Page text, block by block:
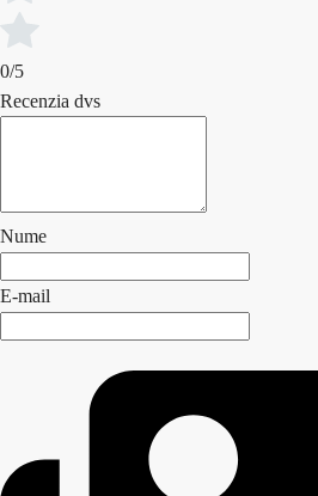
0/5
Recenzia dvs
Nume
E-mail